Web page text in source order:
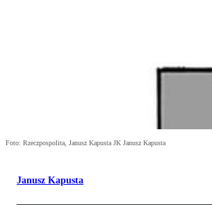
Foto: Rzeczpospolita, Janusz Kapusta JK Janusz Kapusta
Janusz Kapusta